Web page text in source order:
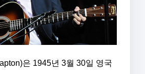
은 1945년 3월 30일 영국